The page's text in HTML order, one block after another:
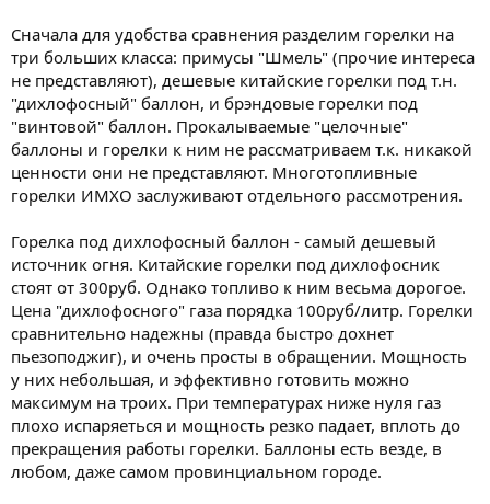
Сначала для удобства сравнения разделим горелки на
три больших класса: примусы "Шмель" (прочие интереса
не представляют), дешевые китайские горелки под т.н.
"дихлофосный" баллон, и брэндовые горелки под
"винтовой" баллон. Прокалываемые "целочные"
баллоны и горелки к ним не рассматриваем т.к. никакой
ценности они не представляют. Многотопливные
горелки ИМХО заслуживают отдельного рассмотрения.
Горелка под дихлофосный баллон - самый дешевый
источник огня. Китайские горелки под дихлофосник
стоят от 300руб. Однако топливо к ним весьма дорогое.
Цена "дихлофосного" газа порядка 100руб/литр. Горелки
сравнительно надежны (правда быстро дохнет
пьезоподжиг), и очень просты в обращении. Мощность
у них небольшая, и эффективно готовить можно
максимум на троих. При температурах ниже нуля газ
плохо испаряеться и мощность резко падает, вплоть до
прекращения работы горелки. Баллоны есть везде, в
любом, даже самом провинциальном городе.